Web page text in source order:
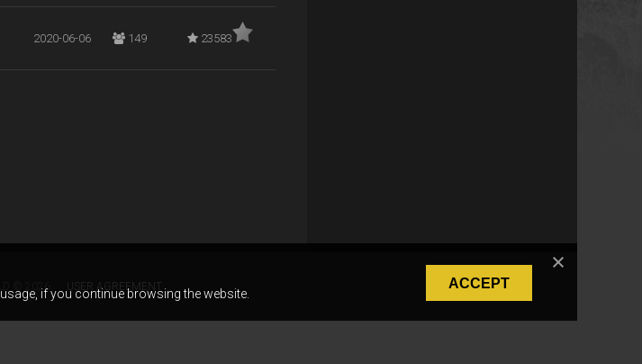
2020-06-06 149 23583
usage, if you continue browsing the website.
ACCEPT
© 2026 USER AGREEMENT